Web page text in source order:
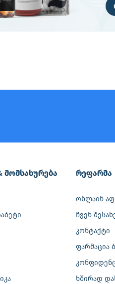
მომსახურება რეფარმა
ონლაინ
ჩვენ
კონტაქტი
ფარმაცია
ხშირად